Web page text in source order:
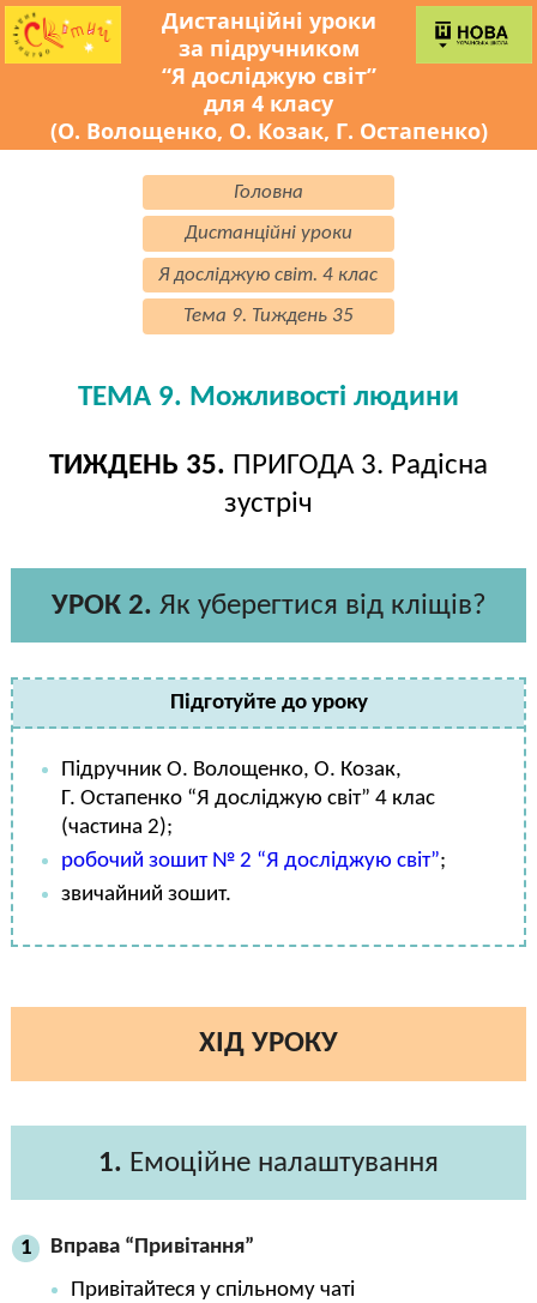
Дистанційні уроки
за підручником
“Я досліджую світ”
для 4 класу
(О. Волощенко, О. Козак, Г. Остапенко)
Головна
Дистанційні уроки
Я досліджую світ. 4 клас
Тема 9. Тиждень 35
ТЕМА 9. Можливості людини
ТИЖДЕНЬ 35. ПРИГОДА 3. Радісна
зустріч
УРОК 2. Як уберегтися від кліщів?
Підготуйте до уроку
Підручник О. Волощенко, О. Козак,
Г. Остапенко “Я досліджую світ” 4 клас
(частина 2);
робочий зошит № 2 “Я досліджую світ”;
звичайний зошит.
ХІД УРОКУ
1. Емоційне налаштування
1
Вправа “Привітання”
Привітайтеся у спільному чаті